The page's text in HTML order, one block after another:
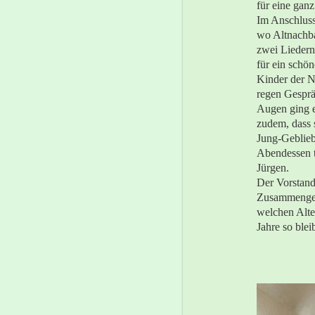
für eine
Im
wo
zwei
für ein
Kinder der
regen
Augen ging
zudem,
Jung-
Jürgen.
Der
welchen
Jahre so